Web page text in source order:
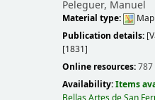
Peleguer, Manuel
Material type:
Map
Publication details:
[1831]
Online resources:787
Availability:Items